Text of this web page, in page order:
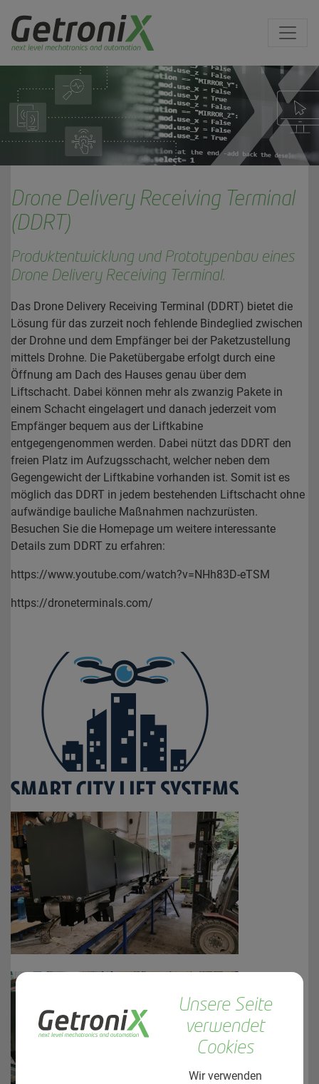
Drone Delivery Receiving Terminal
(DDRT)
Produktentwicklung und Prototypenbau eines
Drone Delivery Receiving Terminal.
Das Drone Delivery Receiving Terminal (DDRT) bietet die
Lösung für das zurzeit noch fehlende Bindeglied zwischen
der Drohne und dem Empfänger bei der Paketzustellung
mittels Drohne. Die Paketübergabe erfolgt durch eine
Öffnung am Dach des Hauses genau über dem
Liftschacht. Dabei können mehr als zwanzig Pakete in
einem Schacht eingelagert und danach jederzeit vom
Empfänger bequem aus der Liftkabine
entgegengenommen werden. Dabei nützt das DDRT den
freien Platz im Aufzugsschacht, welcher neben dem
Gegengewicht der Liftkabine vorhanden ist. Somit ist es
möglich das DDRT in jedem bestehenden Liftschacht ohne
aufwändige bauliche Maßnahmen nachzurüsten.
Besuchen Sie die Homepage um weitere interessante
Details zum DDRT zu erfahren:
https://www.youtube.com/watch?v=NHh83D-eTSM
https://droneterminals.com/
Unsere Seite
verwendet
Cookies
Wir verwenden